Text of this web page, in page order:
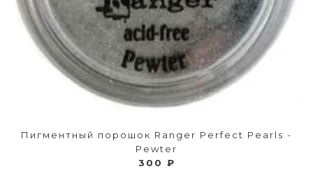
Пигментный порошок Ranger Perfect Pearls -
Pewter
300 ₽